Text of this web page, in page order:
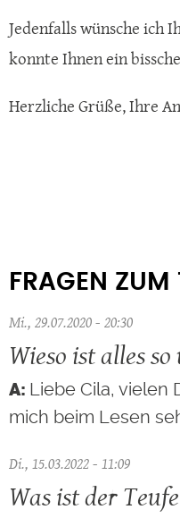
Jedenfalls wünsche ich
konnte Ihnen ein
Herzliche Grüße, Ihre
FRAGEN ZUM
Mi., 29.07.2020 - 20:30
Wieso ist alles
Liebe Cila, vielen
mich beim Lesen
Di., 15.03.2022 - 11:09
Was ist der